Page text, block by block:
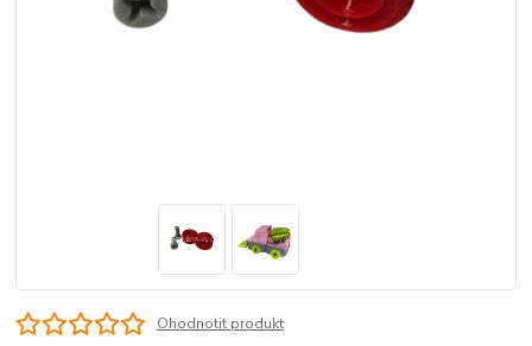
Ohodnotit produkt